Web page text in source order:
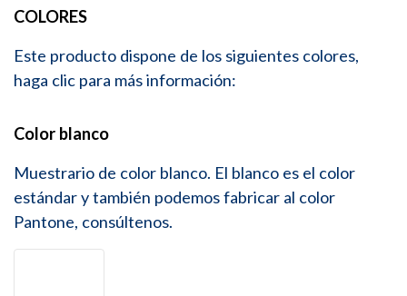
COLORES
Este producto dispone de los siguientes colores,
haga clic para más información:
Color blanco
Muestrario de color blanco. El blanco es el color
estándar y también podemos fabricar al color
Pantone, consúltenos.